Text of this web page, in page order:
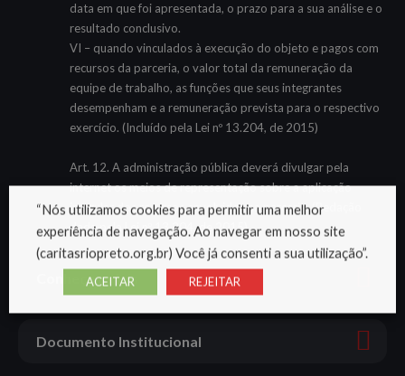
data em que foi apresentada, o prazo para a sua análise e o
resultado conclusivo.
VI – quando vinculados à execução do objeto e pagos com
recursos da parceria, o valor total da remuneração da
equipe de trabalho, as funções que seus integrantes
desempenham e a remuneração prevista para o respectivo
exercício. (Incluído pela Lei nº 13.204, de 2015)
Art. 12. A administração pública deverá divulgar pela
internet os meios de representação sobre a aplicação
irregular dos recursos envolvidos na parceria. (Redação
dada pela Lei nº 13.204, de 2015)
Conheça as leis
Documento Institucional
“Nós utilizamos cookies para permitir uma melhor
experiência de navegação. Ao navegar em nosso site
(caritasriopreto.org.br) Você já consenti a sua utilização”.
ACEITAR REJEITAR